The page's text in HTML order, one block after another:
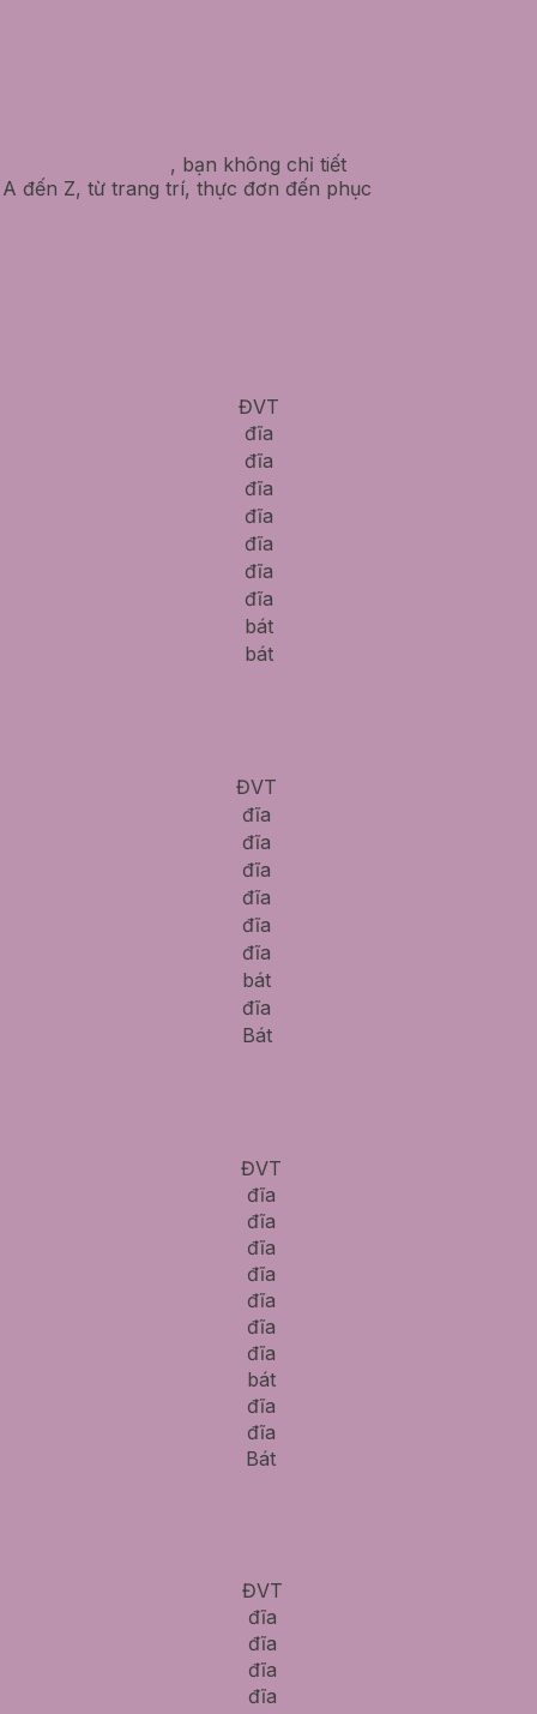
, bạn không chỉ tiết
đến Z, từ trang trí, thực đơn đến phục
ĐVT
đĩa
đĩa
đĩa
đĩa
đĩa
đĩa
đĩa
bát
bát
ĐVT
đĩa
đĩa
đĩa
đĩa
đĩa
đĩa
bát
đĩa
Bát
ĐVT
đĩa
đĩa
đĩa
đĩa
đĩa
đĩa
đĩa
bát
đĩa
đĩa
Bát
ĐVT
đĩa
đĩa
đĩa
đĩa